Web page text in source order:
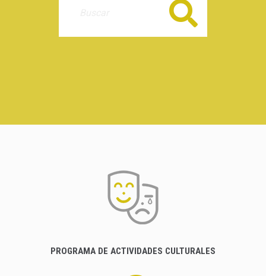
Buscar
PROGRAMA DE ACTIVIDADES CULTURALES